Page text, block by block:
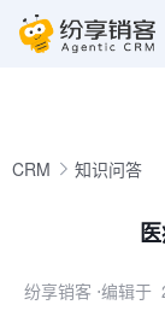
CRM 知识问答
纷享销客 ⋅编辑于